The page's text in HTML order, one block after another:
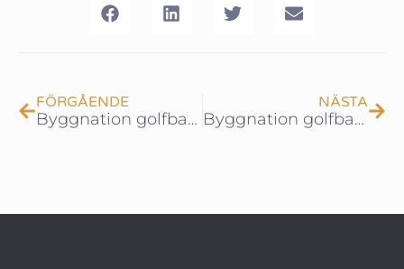
FÖRGÅENDE
Byggnation golfbanan – Del 2
NÄSTA
Byggnation golfbanan – Del 3